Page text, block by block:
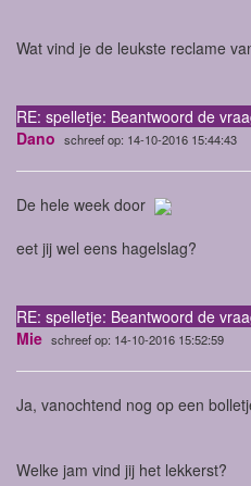
Wat vind je de leukste reclame
RE: spelletje: Beantwoord de
Dano schreef op: 14-10-2016 15:44:43
De hele week door
eet jij wel eens hagelslag?
RE: spelletje: Beantwoord de
Mie schreef op: 14-10-2016 15:52:59
Ja, vanochtend nog op een
Welke jam vind jij het lekkerst?